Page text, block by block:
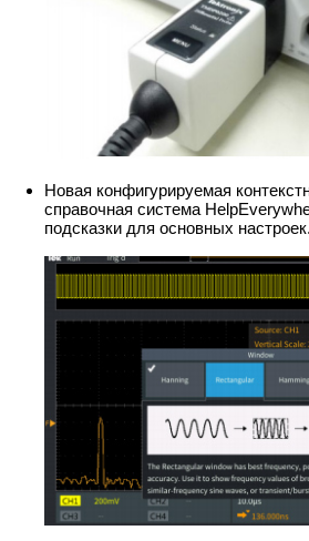
Новая конфигурируемая
справочная система
подсказки для основных настроек.